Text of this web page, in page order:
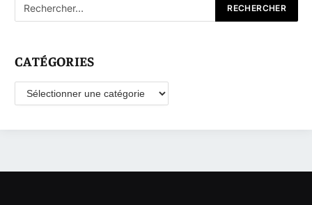
CATÉGORIES
Catégories